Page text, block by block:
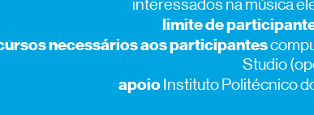
interessados na música
limite de
necessários aos participantes
Studio
apoioInstituto Politécnico